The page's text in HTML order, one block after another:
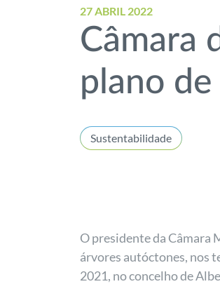
27 ABRIL 2022
Câmara
plano
Sustentabilidade
O presidente da Câmara
árvores autóctones, nos
2021, no concelho de